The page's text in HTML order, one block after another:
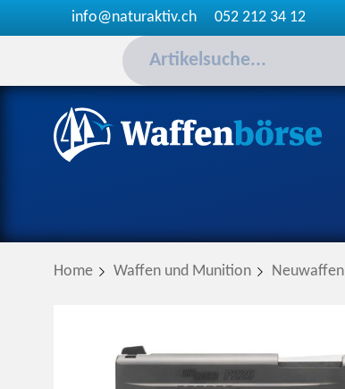
info@naturaktiv.ch 052 212 34 12
Home Waffen und Munition Neuwaffen